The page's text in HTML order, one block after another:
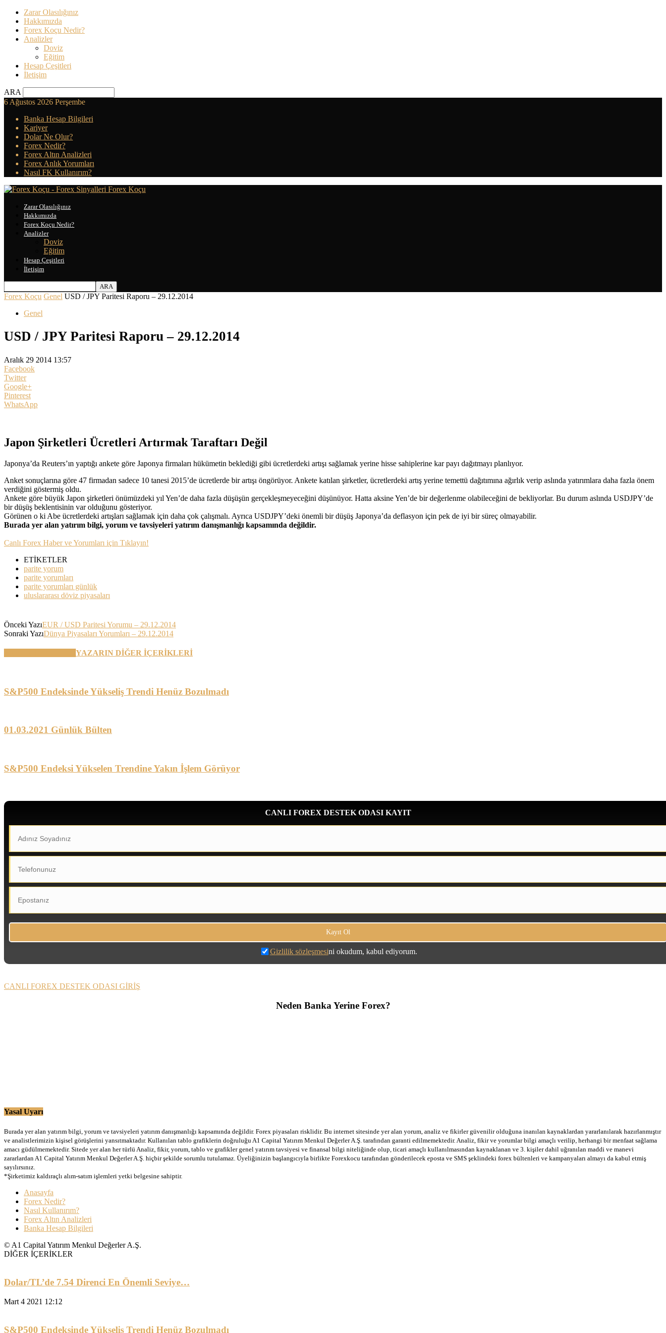
Zarar Olasılığınız
Hakkımızda
Forex Koçu Nedir?
Analizler
Doviz
Eğitim
Hesap Çeşitleri
İletişim
ARA
6 Ağustos 2026 Perşembe
Banka Hesap Bilgileri
Kariyer
Dolar Ne Olur?
Forex Nedir?
Forex Altın Analizleri
Forex Anlık Yorumları
Nasıl FK Kullanırım?
Forex Koçu
Zarar Olasılığınız
Hakkımızda
Forex Koçu Nedir?
Analizler
Doviz
Eğitim
Hesap Çeşitleri
İletişim
Forex Koçu Genel USD / JPY Paritesi Raporu – 29.12.2014
Genel
USD / JPY Paritesi Raporu – 29.12.2014
Aralık 29 2014 13:57
Facebook
Twitter
Google+
Pinterest
WhatsApp
Japon Şirketleri Ücretleri Artırmak Taraftarı Değil
Japonya’da Reuters’ın yaptığı ankete göre Japonya firmaları hükümetin beklediği gibi ücretlerdeki artışı sağlamak yerine hisse sahiplerine kar payı dağıtmayı planlıyor.
Anket sonuçlarına göre 47 firmadan sadece 10 tanesi 2015’de ücretlerde bir artışı öngörüyor. Ankete katılan şirketler, ücretlerdeki artış yerine temettü dağıtımına ağırlık verip aslında yatırımlara daha fazla önem
verdiğini göstermiş oldu.
Ankete göre büyük Japon şirketleri önümüzdeki yıl Yen’de daha fazla düşüşün gerçekleşmeyeceğini düşünüyor. Hatta aksine Yen’de bir değerlenme olabileceğini de bekliyorlar. Bu durum aslında USDJPY’de
bir düşüş beklentisinin var olduğunu gösteriyor.
Görünen o ki Abe ücretlerdeki artışları sağlamak için daha çok çalışmalı. Ayrıca USDJPY’deki önemli bir düşüş Japonya’da deflasyon için pek de iyi bir süreç olmayabilir.
Burada yer alan yatırım bilgi, yorum ve tavsiyeleri yatırım danışmanlığı kapsamında değildir.
Canlı Forex Haber ve Yorumları için Tıklayın!
ETİKETLER
parite yorum
parite yorumları
parite yorumları günlük
uluslararası döviz piyasaları
Önceki YazıEUR / USD Paritesi Yorumu – 29.12.2014
Sonraki YazıDünya Piyasaları Yorumları – 29.12.2014
YAZARIN DİĞER İÇERİKLERİ
S&P500 Endeksinde Yükseliş Trendi Henüz Bozulmadı
01.03.2021 Günlük Bülten
S&P500 Endeksi Yükselen Trendine Yakın İşlem Görüyor
CANLI FOREX DESTEK ODASI KAYIT
Gizlilik sözleşmesini okudum, kabul ediyorum.
CANLI FOREX DESTEK ODASI GİRİŞ
Neden Banka Yerine Forex?
Yasal Uyarı
Burada yer alan yatırım bilgi, yorum ve tavsiyeleri yatırım danışmanlığı kapsamında değildir. Forex piyasaları risklidir. Bu internet sitesinde yer alan yorum, analiz ve fikirler güvenilir olduğuna inanılan kaynaklardan yararlanılarak hazırlanmıştır
ve analistlerimizin kişisel görüşlerini yansıtmaktadır. Kullanılan tablo grafiklerin doğruluğu A1 Capital Yatırım Menkul Değerler A.Ş. tarafından garanti edilmemektedir. Analiz, fikir ve yorumlar bilgi amaçlı verilip, herhangi bir menfaat sağlama
amacı güdülmemektedir. Sitede yer alan her türlü Analiz, fikir, yorum, tablo ve grafikler genel yatırım tavsiyesi ve finansal bilgi niteliğinde olup, ticari amaçlı kullanılmasından kaynaklanan ve 3. kişiler dahil uğranılan maddi ve manevi
zararlardan A1 Capital Yatırım Menkul Değerler A.Ş. hiçbir şekilde sorumlu tutulamaz. Üyeliğinizin başlangıcıyla birlikte Forexkocu tarafından gönderilecek eposta ve SMS şeklindeki forex bültenleri ve kampanyaları almayı da kabul etmiş
sayılırsınız.
*Şirketimiz kaldıraçlı alım-satım işlemleri yetki belgesine sahiptir.
Anasayfa
Forex Nedir?
Nasıl Kullanırım?
Forex Altın Analizleri
Banka Hesap Bilgileri
© A1 Capital Yatırım Menkul Değerler A.Ş.
DİĞER İÇERİKLER
Dolar/TL’de 7.54 Direnci En Önemli Seviye…
Mart 4 2021 12:12
S&P500 Endeksinde Yükseliş Trendi Henüz Bozulmadı